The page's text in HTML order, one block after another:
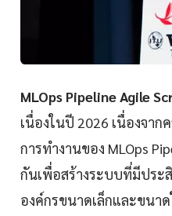
MLOps Pipeline Agile
เนื่องในปี 2026 เนื่องจา
การทำงานของ MLOps
กันเพื่อสร้างระบบที่มีประ
องค์กรขนาดเล็กและขนา